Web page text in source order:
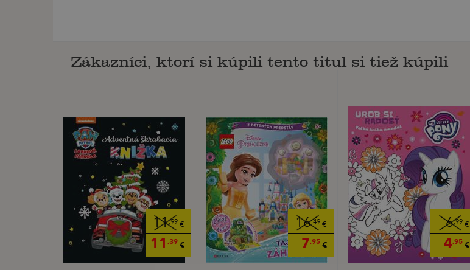
Zákazníci, ktorí si kúpili tento titul si tiež kúpili
11,99 €
11 ,39 €
16,49 €
7,95 €
6,99 €
4,95 €